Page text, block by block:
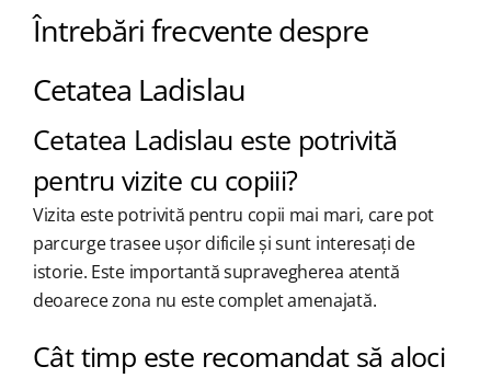
Întrebări frecvente despre
Cetatea Ladislau
Cetatea Ladislau este potrivită
pentru vizite cu copiii?
Vizita este potrivită pentru copii mai mari, care pot
parcurge trasee ușor dificile și sunt interesați de
istorie. Este importantă supravegherea atentă
deoarece zona nu este complet amenajată.
Cât timp este recomandat să aloci